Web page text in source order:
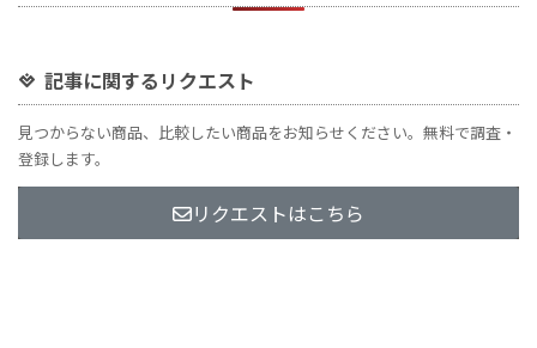
記事に関するリクエスト
見つからない商品、比較したい商品をお知らせください。無料で調査・
登録します。
リクエストはこちら